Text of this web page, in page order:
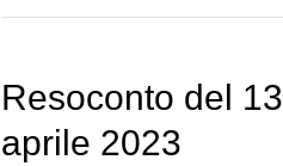
Resoconto del 13
aprile 2023